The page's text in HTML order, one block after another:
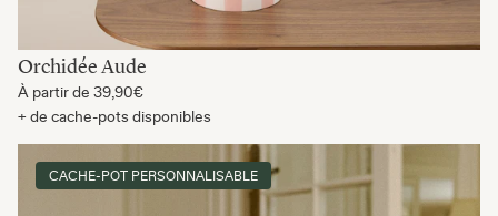
Orchidée Aude
À partir de 39,90€
+ de cache-pots disponibles
CACHE-POT PERSONNALISABLE